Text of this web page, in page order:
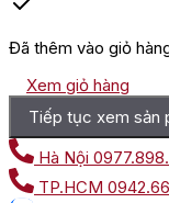
Đã thêm vào giỏ
Xem giỏ hàng
Tiếp tục xem sản
Hà Nội
TP.HCM